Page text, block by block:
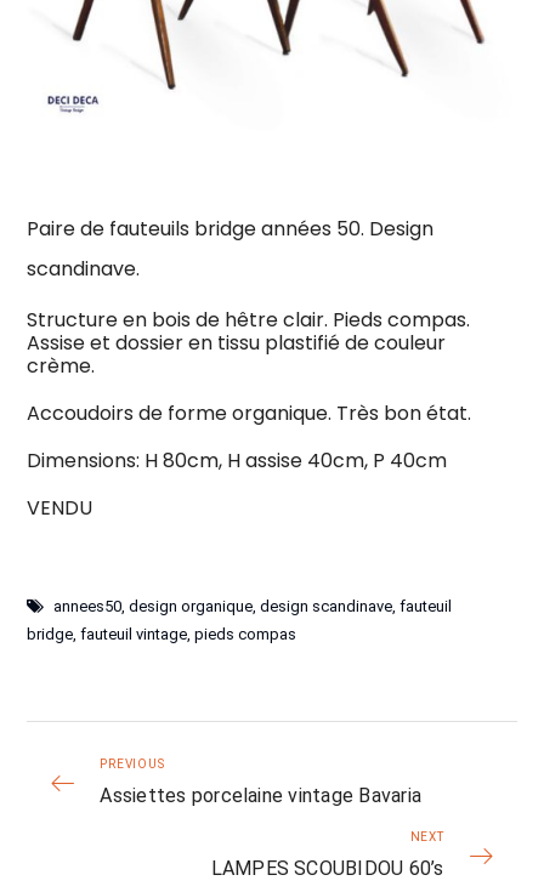
Paire de fauteuils bridge années 50. Design
scandinave.
Structure en bois de hêtre clair. Pieds compas.
Assise et dossier en tissu plastifié de couleur
crème.
Accoudoirs de forme organique. Très bon état.
Dimensions: H 80cm, H assise 40cm, P 40cm
VENDU
annees50,design organique,design scandinave,fauteuil
bridge,fauteuil vintage,pieds compas
PREVIOUS
Assiettes porcelaine vintage Bavaria
NEXT
LAMPES SCOUBIDOU 60’s